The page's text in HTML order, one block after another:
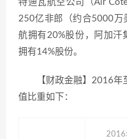
特迪瓦航空公司（Air
250亿非郎（约合5000万
航拥有20%股份，阿加汗
拥有14%股份。
【财政金融】2016
值比重如下：
2016